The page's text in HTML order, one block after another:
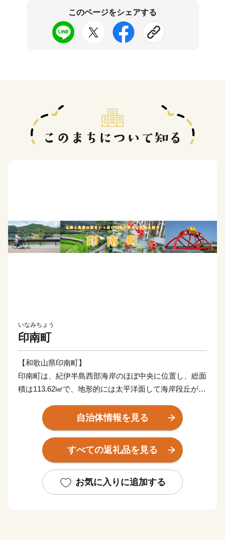
このページをシェアする
いなみちょう
印南町
【和歌山県印南町】
印南町は、紀伊半島西部海岸のほぼ中央に位置し、総面
積は113.62㎢で、地形的には太平洋面して海岸段丘が広
峰などの山々が連なっています。
また、三ヶ峰付近からは切目川が流れ、印南原付近から
は印南川が町の中心部を流れて太平洋に注いでいます。
印南町は歴史も古く、数々の伝説や言伝えを残す歴史遺
産が町内に多く点在するなど、観光面でも魅力を秘めた
自治体情報を見る
すべての返礼品を見る
お気に入りに追加する